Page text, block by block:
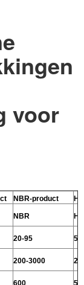
voor
NBR-product
NBR
20-95
200-3000
600